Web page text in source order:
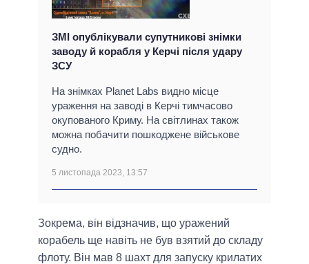
ЗМІ опублікували супутникові знімки
заводу й корабля у Керчі після удару
ЗСУ
На знімках Planet Labs видно місце
ураження на заводі в Керчі тимчасово
окупованого Криму. На світлинах також
можна побачити пошкоджене військове
судно.
5 листопада 2023, 13:57
Зокрема, він відзначив, що уражений
корабель ще навіть не був взятий до складу
флоту. Він мав 8 шахт для запуску крилатих